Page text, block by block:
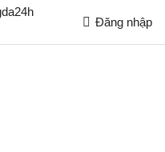
Đăng nhập